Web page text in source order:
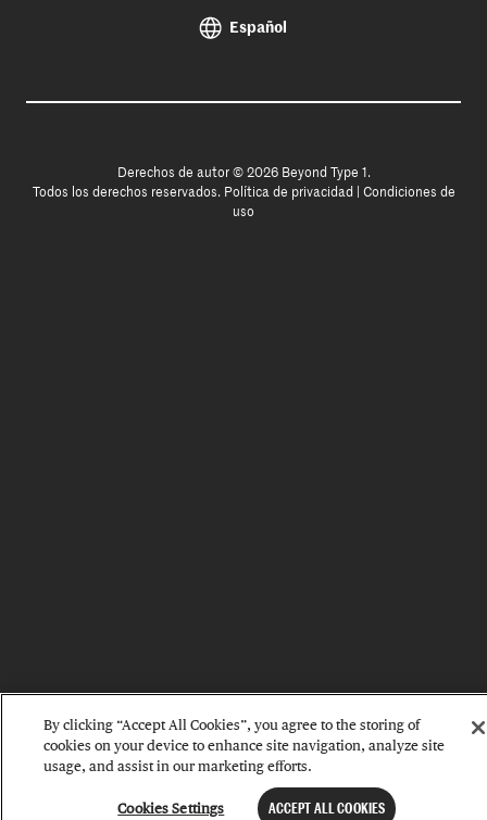
Español
Derechos de autor © 2026 Beyond Type 1.
Todos los derechos reservados. Política de privacidad
Condiciones de
uso
By clicking “Accept All Cookies”, you agree to the storing of
cookies on your device to enhance site navigation, analyze site
usage, and assist in our marketing efforts.
Cookies Settings ACCEPT ALL COOKIES